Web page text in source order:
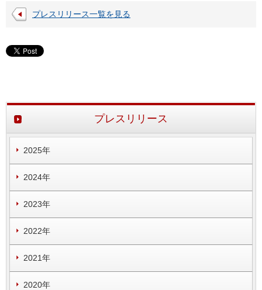
プレスリリース一覧を見る
プレスリリース
2025年
2024年
2023年
2022年
2021年
2020年